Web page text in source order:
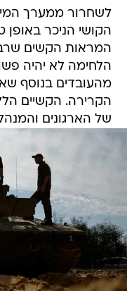
לשחרור ממערך
הקושי הניכר
המראות הקשים
הלחימה לא יהיה
מהעובדים בנוסף
הקרירה. הקשיים
של הארגונים